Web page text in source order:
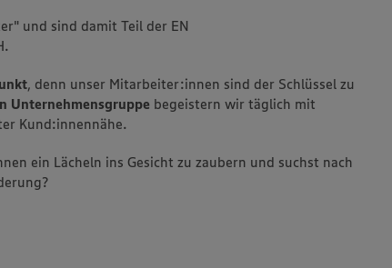
und sind damit Teil der EN
, denn unser Mitarbeiter:innen sind der Schlüssel zu
Unternehmensgruppe begeistern wir täglich mit
Kund:innennähe.
ein Lächeln ins Gesicht zu zaubern und suchst nach